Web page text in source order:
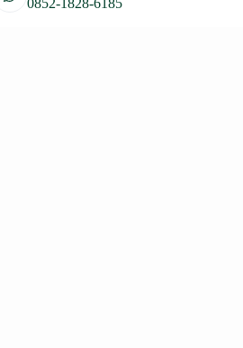
0852-1828-6185